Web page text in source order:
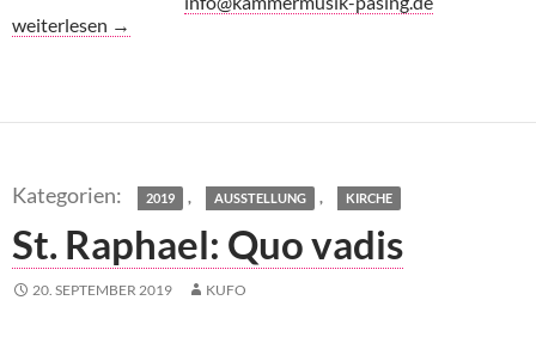
25 Jahre Schumann Quartett München
weiterlesen →
2019 , AUSSTELLUNG , KIRCHE
St. Raphael: Quo vadis
20. SEPTEMBER 2019 KUFO